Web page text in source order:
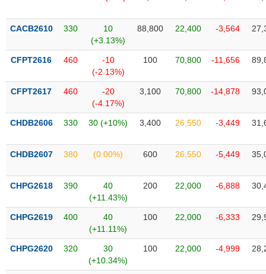
CACB2610 330
10
(+3.13%)
88,800 22,400 -3,564
CFPT2616 460
-10
(-2.13%)
100 70,800 -11,656
CFPT2617 460
-20
(-4.17%)
3,100 70,800 -14,878
CHDB2606 330 30 (+10%) 3,400 26,550 -3,449
CHDB2607 380 (0.00%) 600 26,550 -5,449
CHPG2618 390
40
(+11.43%)
200 22,000 -6,888
CHPG2619 400
40
(+11.11%)
100 22,000 -6,333
CHPG2620 320
30
(+10.34%)
100 22,000 -4,999
KHỎE
TÀI
CÔNG
THÔNG
VỤ